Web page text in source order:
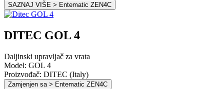
SAZNAJ VIŠE > Entematic ZEN4C
DITEC GOL 4
Daljinski upravljač za vrata
Model: GOL 4
Proizvođač: DITEC (Italy)
Zamjenjen sa > Entematic ZEN4C